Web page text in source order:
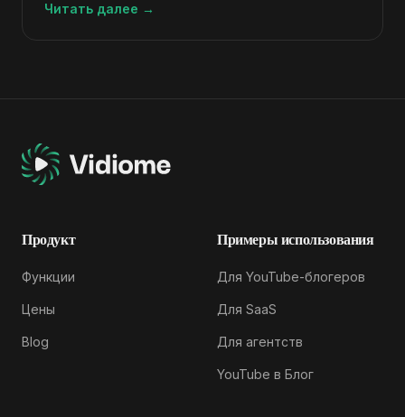
Читать далее →
Продукт
Функции
Цены
Blog
Примеры использования
Для YouTube-блогеров
Для SaaS
Для агентств
YouTube в Блог